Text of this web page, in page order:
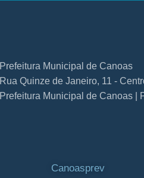
Prefeitura Municipal de Canoas
Rua Quinze de Janeiro, 11 -
Prefeitura Municipal de Canoas |
Canoasprev